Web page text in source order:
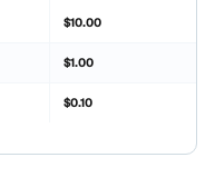
$10.00
$1.00
$0.10